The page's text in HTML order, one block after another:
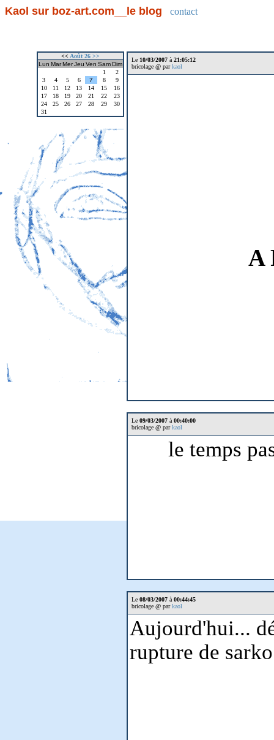
Kaol sur boz-art.com__le blog contact
<< Août 26 >>
Lun Mar Mer Jeu Ven Sam Dim
1
2
3
4 5 6 7 8
9
10
11 12 13 14 15
16
17
18 19 20 21 22
23
24
25 26 27 28 29
30
31
Le 10/03/2007à 21:05:12
bricolage @ parkaol
A
Le 09/03/2007à 00:40:00
bricolage @ parkaol
le temps
Le 08/03/2007à 00:44:45
bricolage @ parkaol
Aujourd'hui...
rupture de